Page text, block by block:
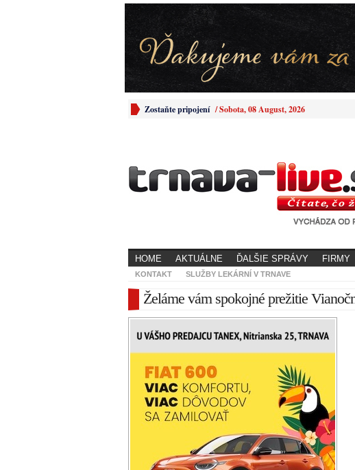
Zostaňte pripojení /Sobota, 08 August, 2026
HOME AKTUÁLNE ĎALŠIE SPRÁVY FIRMY
KONTAKT SLUŽBY LEKÁRNÍ V TRNAVE
Želáme vám spokojné prežitie